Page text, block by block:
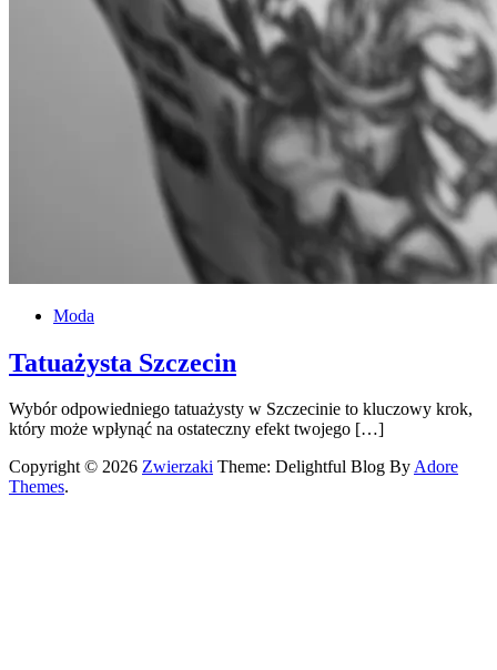
Moda
Tatuażysta Szczecin
Wybór odpowiedniego tatuażysty w Szczecinie to kluczowy krok,
który może wpłynąć na ostateczny efekt twojego […]
Copyright © 2026 Zwierzaki Theme: Delightful Blog ByAdore
Themes.